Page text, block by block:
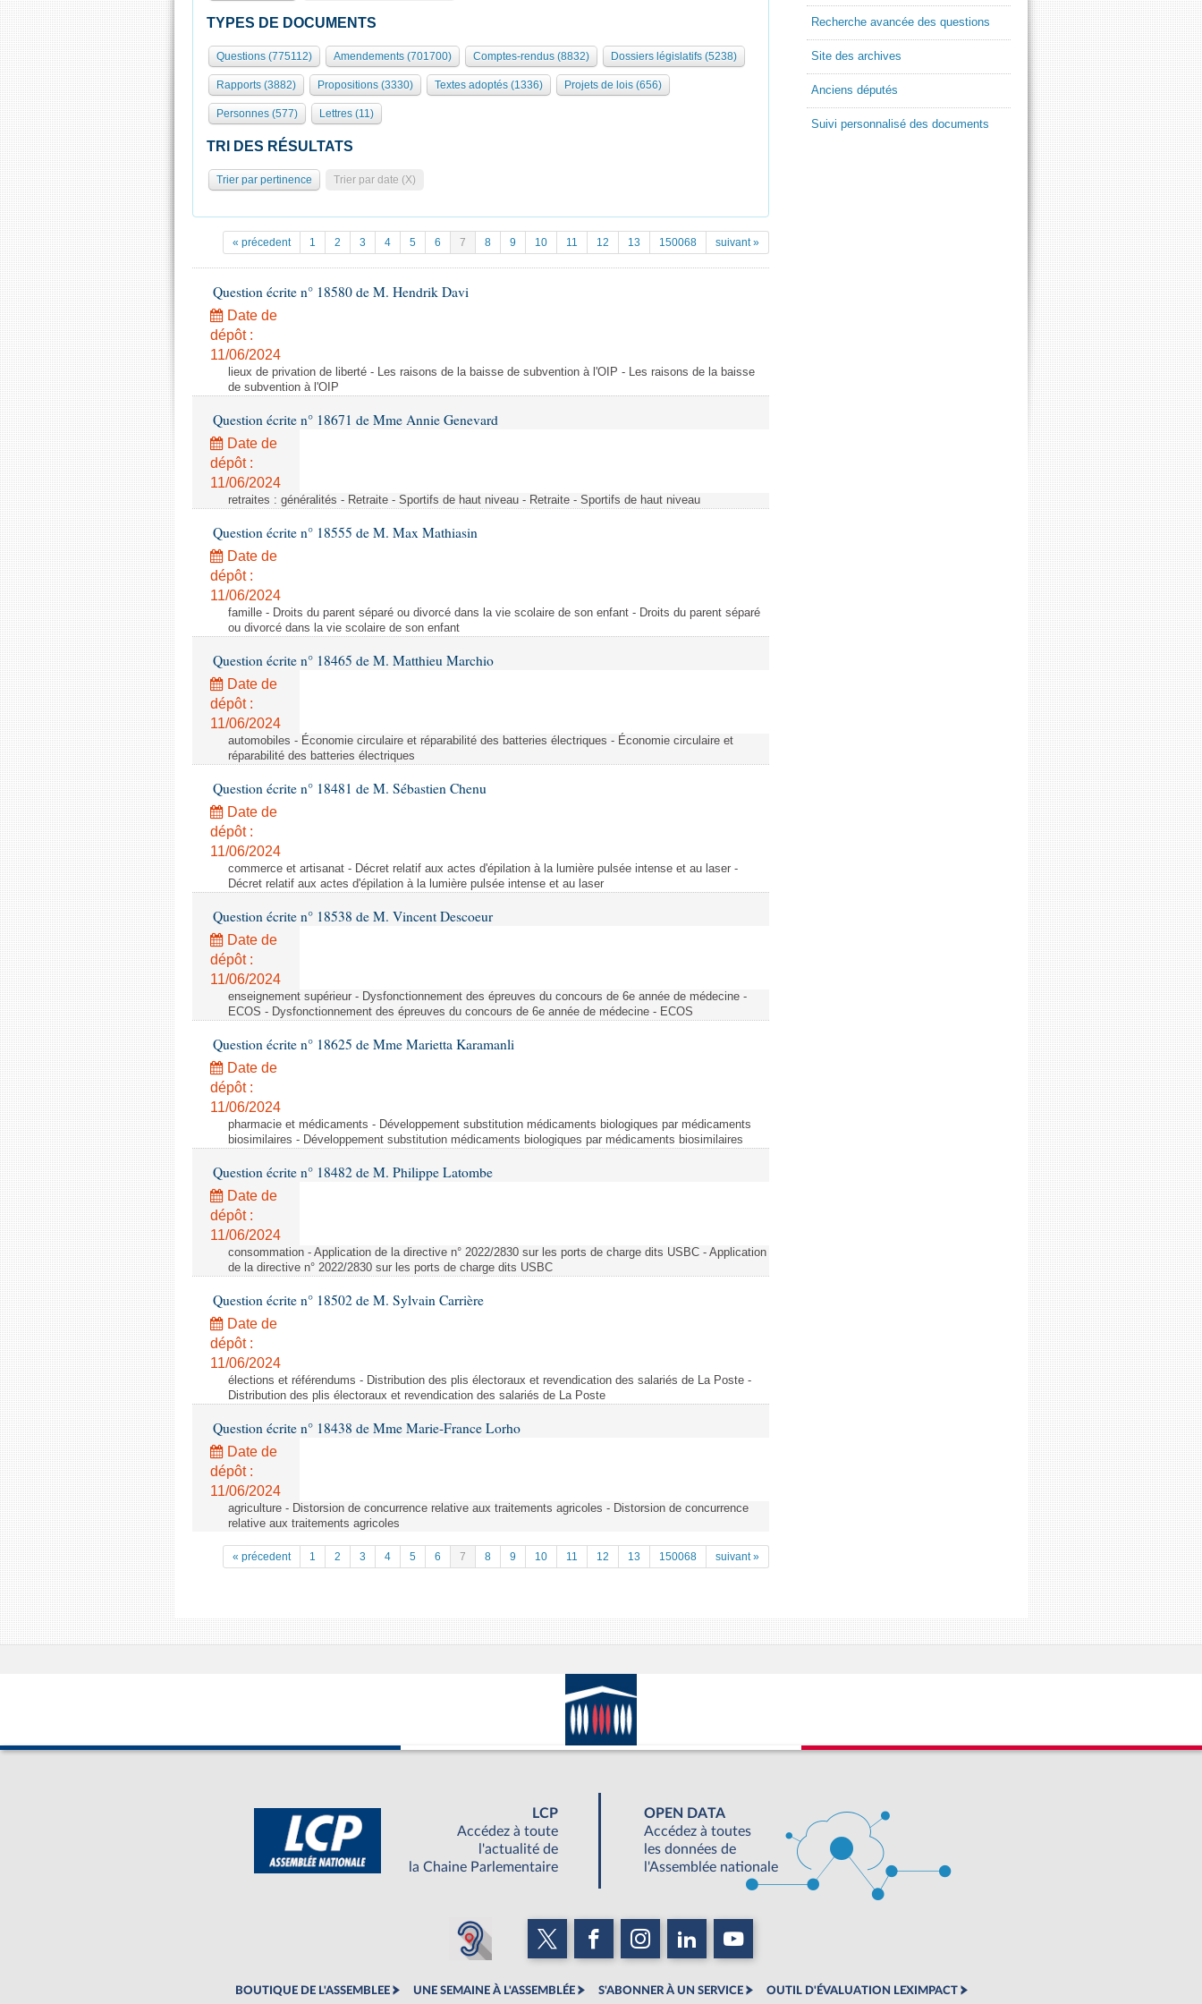
TYPES DE DOCUMENTS
Questions (775112) Amendements (701700) Comptes-rendus (8832) Dossiers législatifs (5238)
Rapports (3882) Propositions (3330) Textes adoptés (1336) Projets de lois (656)
Personnes (577) Lettres (11)
TRI DES RÉSULTATS
Trier par pertinence Trier par date (X)
« précedent 1 2 3 4 5 6 7 8 9 10 11 12 13 150068 suivant »
Question écrite n° 18580 de M. Hendrik Davi
Date de
dépôt :
11/06/2024
lieux de privation de liberté - Les raisons de la baisse de subvention à l'OIP - Les raisons de la baisse
de subvention à l'OIP
Question écrite n° 18671 de Mme Annie Genevard
Date de
dépôt :
11/06/2024
retraites : généralités - Retraite - Sportifs de haut niveau - Retraite - Sportifs de haut niveau
Question écrite n° 18555 de M. Max Mathiasin
Date de
dépôt :
11/06/2024
famille - Droits du parent séparé ou divorcé dans la vie scolaire de son enfant - Droits du parent séparé
ou divorcé dans la vie scolaire de son enfant
Question écrite n° 18465 de M. Matthieu Marchio
Date de
dépôt :
11/06/2024
automobiles - Économie circulaire et réparabilité des batteries électriques - Économie circulaire et
réparabilité des batteries électriques
Question écrite n° 18481 de M. Sébastien Chenu
Date de
dépôt :
11/06/2024
commerce et artisanat - Décret relatif aux actes d'épilation à la lumière pulsée intense et au laser -
Décret relatif aux actes d'épilation à la lumière pulsée intense et au laser
Question écrite n° 18538 de M. Vincent Descoeur
Date de
dépôt :
11/06/2024
enseignement supérieur - Dysfonctionnement des épreuves du concours de 6e année de médecine -
ECOS - Dysfonctionnement des épreuves du concours de 6e année de médecine - ECOS
Question écrite n° 18625 de Mme Marietta Karamanli
Date de
dépôt :
11/06/2024
pharmacie et médicaments - Développement substitution médicaments biologiques par médicaments
biosimilaires - Développement substitution médicaments biologiques par médicaments biosimilaires
Question écrite n° 18482 de M. Philippe Latombe
Date de
dépôt :
11/06/2024
consommation - Application de la directive n° 2022/2830 sur les ports de charge dits USBC - Application
de la directive n° 2022/2830 sur les ports de charge dits USBC
Question écrite n° 18502 de M. Sylvain Carrière
Date de
dépôt :
11/06/2024
élections et référendums - Distribution des plis électoraux et revendication des salariés de La Poste -
Distribution des plis électoraux et revendication des salariés de La Poste
Question écrite n° 18438 de Mme Marie-France Lorho
Date de
dépôt :
11/06/2024
agriculture - Distorsion de concurrence relative aux traitements agricoles - Distorsion de concurrence
relative aux traitements agricoles
« précedent 1 2 3 4 5 6 7 8 9 10 11 12 13 150068 suivant »
Recherche avancée des questions
Site des archives
Anciens députés
Suivi personnalisé des documents
LCP
Accédez à toute
l'actualité de
la Chaine Parlementaire
OPEN DATA
Accédez à toutes
les données de
l'Assemblée nationale
BOUTIQUE DE L'ASSEMBLEE UNE SEMAINE À L'ASSEMBLÉE S'ABONNER À UN SERVICE OUTIL D'ÉVALUATION LEXIMPACT